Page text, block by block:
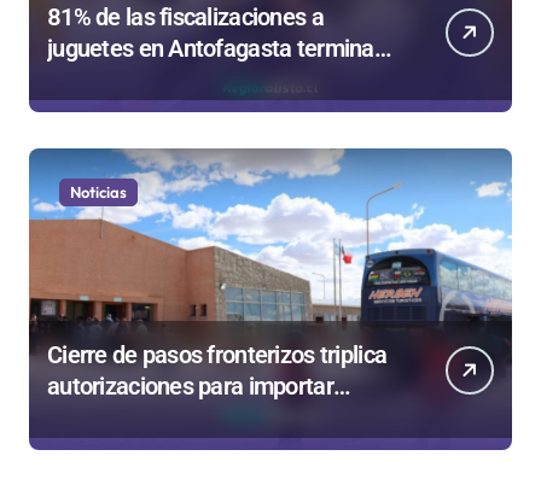
81% de las fiscalizaciones a
juguetes en Antofagasta termina
en sumarios sanitarios
Noticias
Cierre de pasos fronterizos triplica
autorizaciones para importar